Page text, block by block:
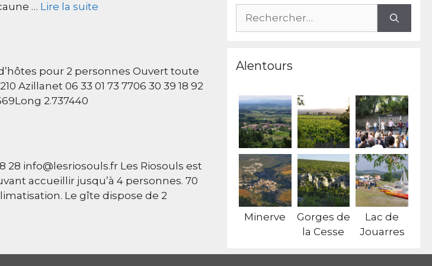
… Lire la suite
pour 2 personnes Ouvert toute
Azillanet 06 33 01 73 7706 30 39 18 92
2.737440
28 info@lesriosouls.fr Les Riosouls est
accueillir jusqu’à 4 personnes. 70
Le gîte dispose de 2
Rechercher :
Alentours
Minerve
Gorges de
la Cesse
Lac de
Jouarres